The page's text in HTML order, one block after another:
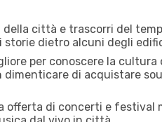
città e trascorri del
dietro alcuni degli
per conoscere la
di acquistare
offerta di concerti e festival